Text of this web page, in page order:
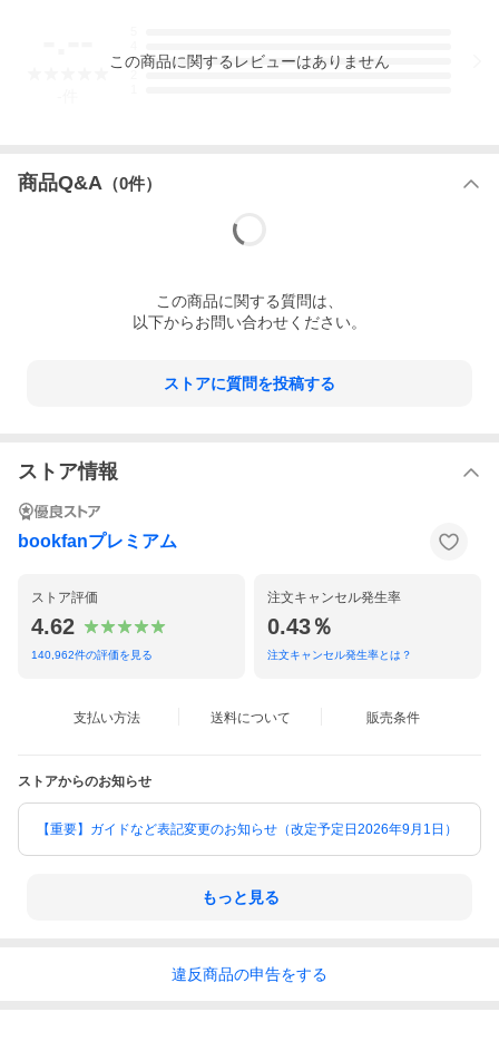
3
この商品に関するレビューはありません
商品Q&A （0件）
この商品に関する質問は、
以下からお問い合わせください。
ストアに質問を投稿する
ストア情報
bookfanプレミアム
ストア評価
4.62
140,962件の評価を見る
注文キャンセル発生率
0.43％
注文キャンセル発生率とは？
支払い方法 送料について 販売条件
ストアからのお知らせ
【重要】ガイドなど表記変更のお知らせ（改定予定日2026年9月1日）
もっと見る
違反商品の申告をする